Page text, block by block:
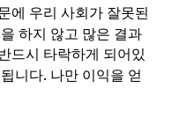
에 우리 사회가 잘못된
하지 않고 많은 결과
드시 타락하게 되어있
니다. 나만 이익을 얻